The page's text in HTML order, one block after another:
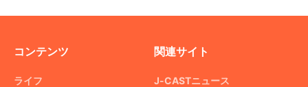
コンテンツ
ライフ
関連サイト
J-CASTニュース